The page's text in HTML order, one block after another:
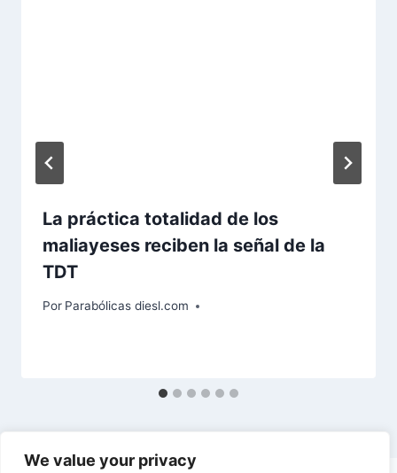
We value your privacy
La práctica totalidad de los
maliayeses reciben la señal de la
TDT
Por Parabólicas diesl.com